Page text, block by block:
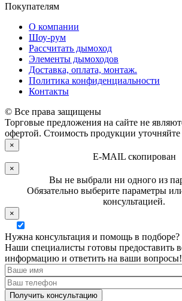
Покупателям
О компании
Шоу-рум
Рассчитать дымоход
Элементы дымоходов
Доставка, оплата, монтаж.
Политика конфиденциальности
Контакты
© Все права защищены
Торговые предложения на сайте не
офертой. Стоимость продукции
×
E-MAIL скопирован
×
Вы не выбрали ни одного из
Обязательно выберите параметры
консультацией.
×
Нужна консультация и помощь в подборе?
Наши специалисты готовы предоставить
информацию и ответить на ваши вопросы!